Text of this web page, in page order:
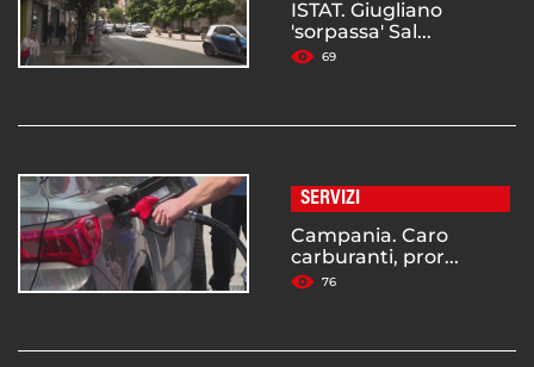
ISTAT. Giugliano
'sorpassa' Sal...
69
SERVIZI
Campania. Caro
carburanti, pror...
76